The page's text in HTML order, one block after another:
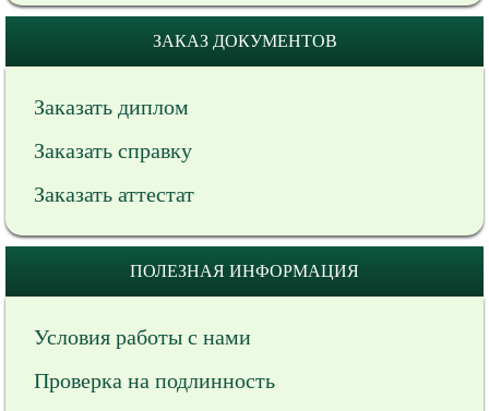
ЗАКАЗ ДОКУМЕНТОВ
Заказать диплом
Заказать справку
Заказать аттестат
ПОЛЕЗНАЯ ИНФОРМАЦИЯ
Условия работы с нами
Проверка на подлинность